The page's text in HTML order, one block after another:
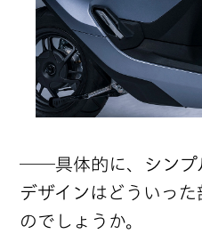
──具体的に、シンプ
デザインはどういっ
のでしょうか。